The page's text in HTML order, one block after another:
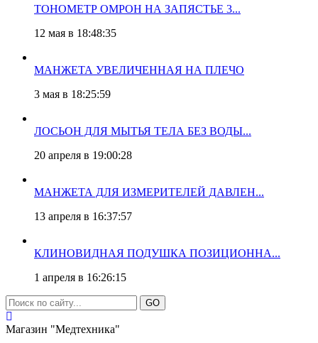
ТОНОМЕТР ОМРОН НА ЗАПЯСТЬЕ 3...
12 мая в 18:48:35
МАНЖЕТА УВЕЛИЧЕННАЯ НА ПЛЕЧО
3 мая в 18:25:59
ЛОСЬОН ДЛЯ МЫТЬЯ ТЕЛА БЕЗ ВОДЫ...
20 апреля в 19:00:28
МАНЖЕТА ДЛЯ ИЗМЕРИТЕЛЕЙ ДАВЛЕН...
13 апреля в 16:37:57
КЛИНОВИДНАЯ ПОДУШКА ПОЗИЦИОННА...
1 апреля в 16:26:15
GO
Магазин "Медтехника"